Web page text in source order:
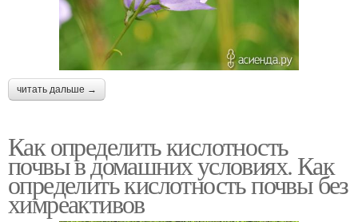
читать дальше →
Как определить кислотность
почвы в домашних условиях. Как
определить кислотность почвы без
химреактивов